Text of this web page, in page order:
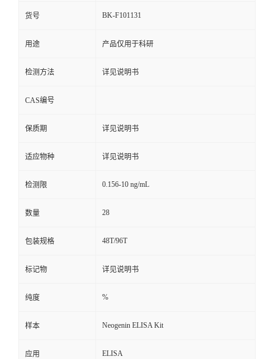
货号 BK-F101131
用途 产品仅用于科研
检测方法 详见说明书
CAS编号
保质期 详见说明书
适应物种 详见说明书
检测限 0.156-10 ng/mL
数量 28
包装规格 48T/96T
标记物 详见说明书
纯度 %
样本 Neogenin ELISA Kit
应用 ELISA